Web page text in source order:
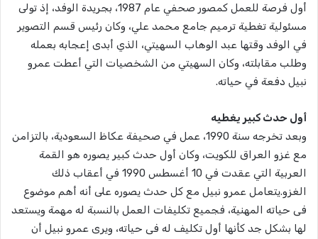
أول فرصة للعمل كمصور صحفي عام 1987، بجريدة الوفد، إذ تولى
مسئولية تغطية ترميم جامع محمد علي، وكان رئيس قسم التصوير
في الوفد وقتها عبد الوهاب السهيتي، الذي أبدى إعجابه بعمله
وطلب مقابلته، وكان السهيتي من الشخصيات التي أعطت عمرو
نبيل دفعة في حياته.
أول حدث كبير يغطيه
وبعد تخرجه سنة 1990، عمل في صحيفة عكاظ السعودية، بالتزامن
مع غزو العراق للكويت، وكان أول حدث كبير يصوره هو القمة
العربية التي عقدت في 10 أغسطس 1990 في أعقاب ذلك
الغزو.يتعامل عمرو نبيل مع كل حدث يصوره على أنه أهم موضوع
فى حياته المهنية، فجميع تكليفات العمل بالنسبة له مهمة ويستعد
لها بشكل جد كأنها أول تكليف له فى حياته، ويرى عمرو نبيل أن